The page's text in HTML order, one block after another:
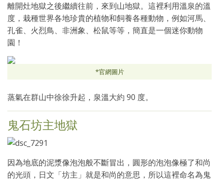
離開灶地獄之後繼續往前，來到山地獄。這裡利用溫泉的溫
度，栽種世界各地珍貴的植物和飼養各種動物，例如河馬、
孔雀、火烈鳥、非洲象、松鼠等等，簡直是一個迷你動物
園！
*官網圖片
蒸氣在群山中徐徐升起，泉溫大約 90 度。
鬼石坊主地獄
因為地底的泥漿像泡泡般不斷冒出，圓形的泡泡像極了和尚
的光頭，日文「坊主」就是和尚的意思，所以這裡命名為鬼